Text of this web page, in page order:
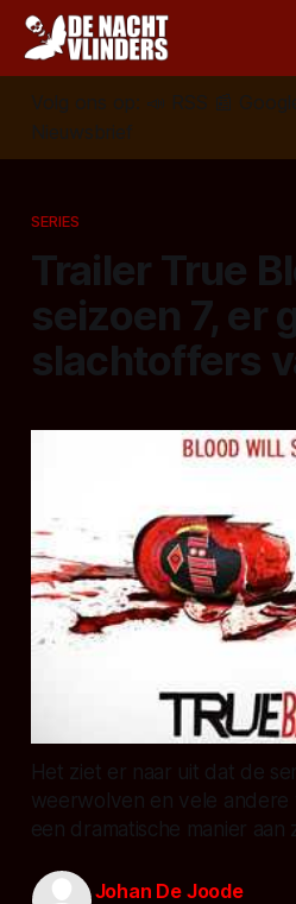
Volg ons op: 📣 RSS 📰
Nieuwsbrief
SERIES
Trailer True
seizoen 7, er
slachtoffers
Het ziet er naar uit dat de
weerwolven en vele
een dramatische manier aan
Johan De Joode